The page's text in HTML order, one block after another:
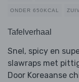
ONDER 650KCAL
Tafelverhaal
Snel, spicy en
slawraps met
Door Koreaanse